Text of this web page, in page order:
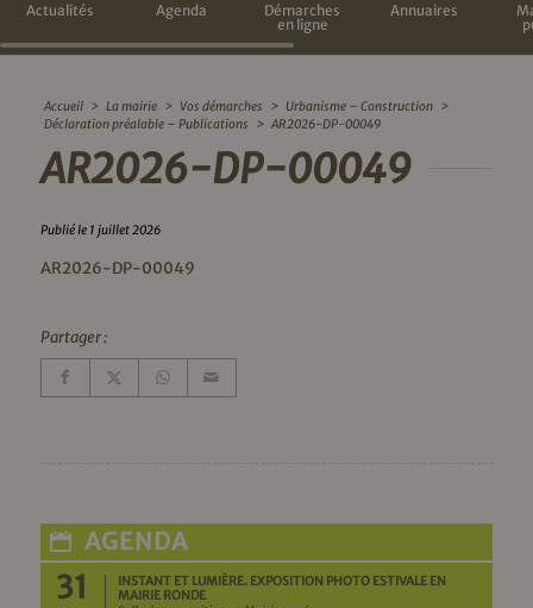
Actualités Agenda
Démarches
en ligne
Annuaires
Accueil > La mairie > Vos démarches > Urbanisme – Construction >
Déclaration préalable – Publications
> AR2026-DP-00049
AR2026-DP-00049
Publié le 1 juillet 2026
AR2026-DP-00049
Partager :
AGENDA
31
INSTANT ET LUMIÈRE. EXPOSITION PHOTO ESTIVALE EN
MAIRIE RONDE